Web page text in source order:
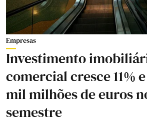
Empresas
Investimento
comercial cresce 11%
mil milhões de euros
semestre